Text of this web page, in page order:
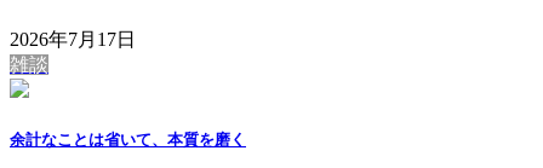
2026年7月17日
雑談
余計なことは省いて、本質を磨く